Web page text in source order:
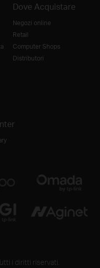
Dove Acquistare
Negozi online
Retail
Computer Shops
Distributori
i diritti riservati.